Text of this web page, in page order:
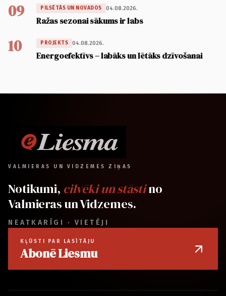
09 PILSĒTĀS UN NOVADOS 04.08.2026.
Ražas sezonai sākums ir labs
10 PROJEKTS 04.08.2026.
Energoefektīvs – labāks un lētāks dzīvošanai
VALMIERAS UN VIDZEMES ZIŅAS
Notikumi, cilvēki un stāstino
Valmieras un Vidzemes.
NEATKARĪGI · VIETĒJI
KĻŪSTI PAR LASĪTĀJU
Abonē Liesmu